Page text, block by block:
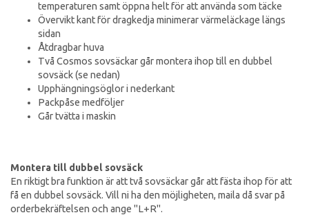
temperaturen samt öppna helt för att använda som täcke
Övervikt kant för dragkedja minimerar värmeläckage längs
sidan
Åtdragbar huva
Två Cosmos sovsäckar går montera ihop till en dubbel
sovsäck (se nedan)
Upphängningsöglor i nederkant
Packpåse medföljer
Går tvätta i maskin
Montera till dubbel sovsäck
En riktigt bra funktion är att två sovsäckar går att fästa ihop för att
få en dubbel sovsäck. Vill ni ha den möjligheten, maila då svar på
orderbekräftelsen och ange "L+R".